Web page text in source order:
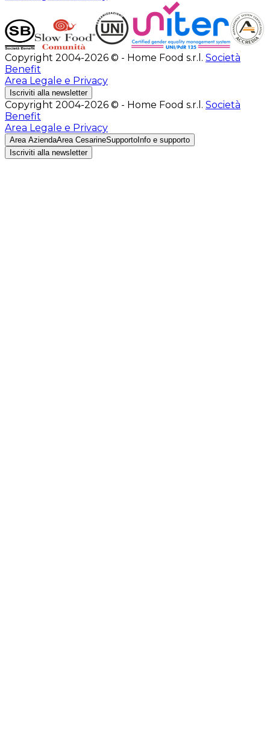
Copyright 2004-2026 © - Home Food s.r.l. Società
Benefit
Area Legale e Privacy
Iscriviti alla newsletter
Copyright 2004-2026 © - Home Food s.r.l. Società
Benefit
Area Legale e Privacy
Area AziendaArea CesarineSupporto Info e supporto
Iscriviti alla newsletter